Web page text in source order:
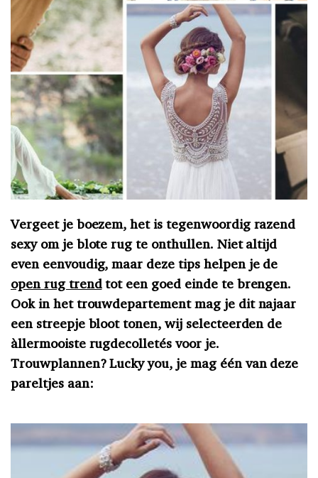
Vergeet je boezem, het is tegenwoordig razend
sexy om je blote rug te onthullen. Niet altijd
even eenvoudig, maar deze tips helpen je de
open rug trendtot een goed einde te brengen.
Ook in het trouwdepartement mag je dit najaar
een streepje bloot tonen, wij selecteerden de
àllermooiste rugdecolletés voor je.
Trouwplannen? Lucky you, je mag één van deze
pareltjes aan: